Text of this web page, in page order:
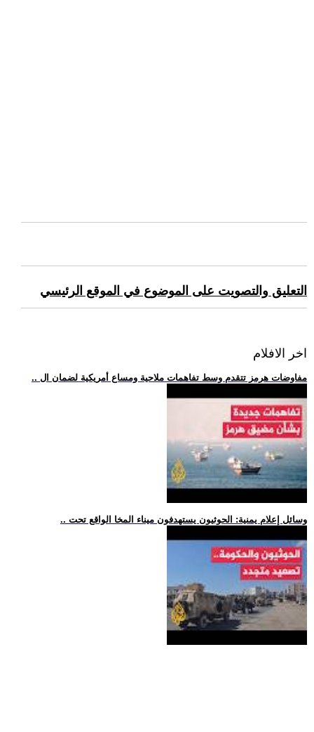
التعليق والتصويت على الموضوع في الموقع الرئيسي
اخر الافلام
.. مفاوضات هرمز تتقدم وسط تفاهمات ملاحية ومساع أمريكية لضمان ال
.. وسائل إعلام يمنية: الحوثيون يستهدفون ميناء المخا الواقع تحت